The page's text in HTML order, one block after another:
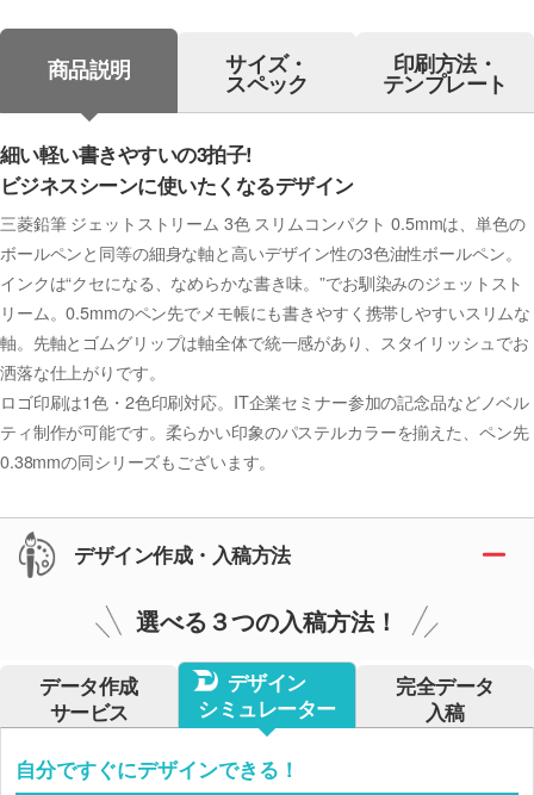
商品説明 サイズ・
スペック
印刷方法・
テンプレート
細い軽い書きやすいの3拍子!
ビジネスシーンに使いたくなるデザイン
三菱鉛筆 ジェットストリーム 3色 スリムコンパクト 0.5mmは、単色の
ボールペンと同等の細身な軸と高いデザイン性の3色油性ボールペン。
インクは“クセになる、なめらかな書き味。”でお馴染みのジェットスト
リーム。0.5mmのペン先でメモ帳にも書きやすく携帯しやすいスリムな
軸。先軸とゴムグリップは軸全体で統一感があり、スタイリッシュでお
洒落な仕上がりです。
ロゴ印刷は1色・2色印刷対応。IT企業セミナー参加の記念品などノベル
ティ制作が可能です。柔らかい印象のパステルカラーを揃えた、ペン先
0.38mmの同シリーズもございます。
デザイン作成・入稿方法
選べる３つの入稿方法！
データ作成
サービス
デザイン
シミュレーター
完全データ
入稿
自分ですぐにデザインできる！